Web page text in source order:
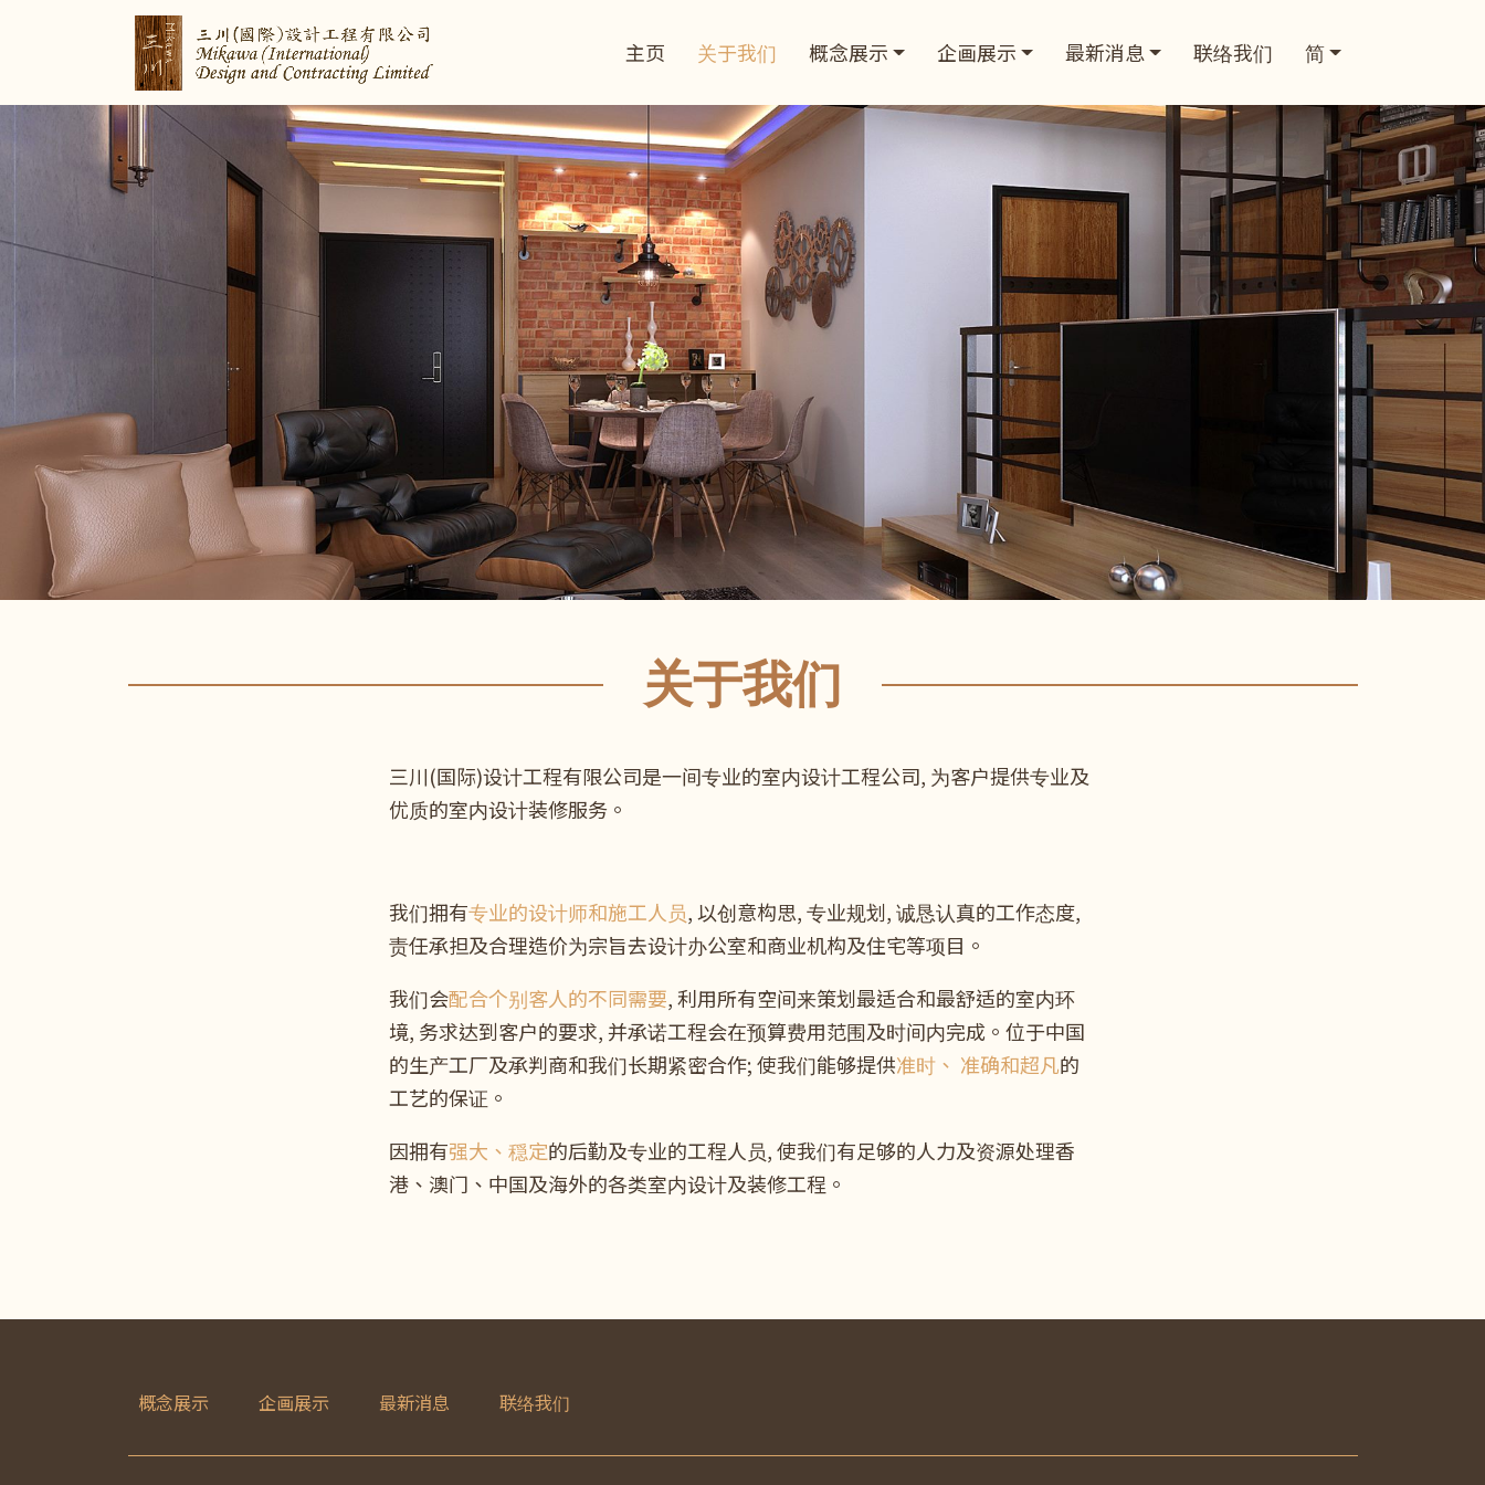
主页 关于我们 概念展示 企画展示 最新消息 联络我们 简
关于我们
三川(国际)设计工程有限公司是一间专业的室内设计工程公司, 为客户提供专业及
优质的室内设计装修服务。
我们拥有专业的设计师和施工人员, 以创意构思, 专业规划, 诚恳认真的工作态度,
责任承担及合理造价为宗旨去设计办公室和商业机构及住宅等项目。
我们会配合个别客人的不同需要, 利用所有空间来策划最适合和最舒适的室内环
境, 务求达到客户的要求, 并承诺工程会在预算费用范围及时间内完成。位于中国
的生产工厂及承判商和我们长期紧密合作; 使我们能够提供准时、 准确和超凡的
工艺的保证。
因拥有强大、穏定的后勤及专业的工程人员, 使我们有足够的人力及资源处理香
港、澳门、中国及海外的各类室内设计及装修工程。
概念展示 企画展示 最新消息 联络我们